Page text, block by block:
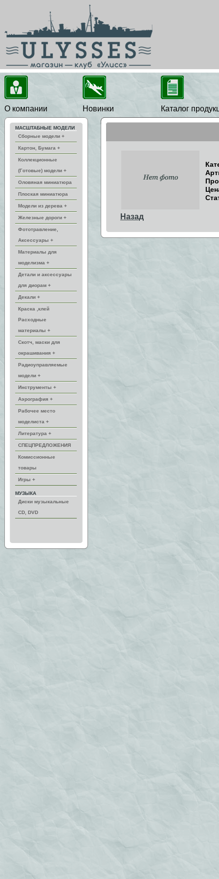
О компании Новинки Каталог
МАСШТАБНЫЕ МОДЕЛИ
Сборные модели +
Картон, Бумага +
Коллекционные
(Готовые) модели +
Оловяная миниатюра
Плоская миниатюра
Модели из дерева +
Железные дороги +
Фототравление,
Аксессуары +
Материалы для
моделизма +
Детали и аксессуары
для диорам +
Декали +
Краска ,клей
Расходные
материалы +
Скотч, маски для
окрашивания +
Радиоуправляемые
модели +
Инструменты +
Аэрография +
Рабочее место
моделиста +
Литература +
СПЕЦПРЕДЛОЖЕНИЯ
Комиссионные
товары
Игры +
МУЗЫКА
Диски музыкальные
CD, DVD
Назад